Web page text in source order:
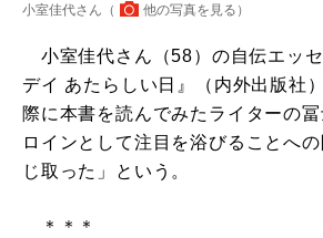
小室佳代さん（ 他の写真を見る ）
小室佳代さん（58）の自伝エッ
デイ あたらしい日』（内外出版社
際に本書を読んでみたライターの
ロインとして注目を浴びることへ
じ取った」という。
＊＊＊